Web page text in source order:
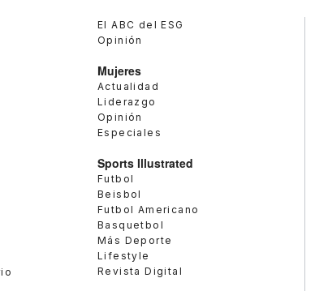
El ABC del ESG
Opinión
Mujeres
Actualidad
Liderazgo
Opinión
Especiales
Sports Illustrated
Futbol
Beisbol
Futbol Americano
Basquetbol
Más Deporte
Lifestyle
Revista Digital